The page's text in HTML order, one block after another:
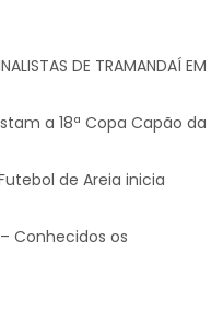
DE TRAMANDAÍ EM
a 18ª Copa Capão da
de Areia inicia
Conhecidos os